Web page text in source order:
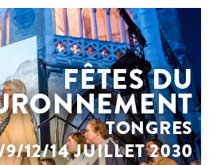
FÊTES DU
TONGRES
9/12/14 JUILLET 2030